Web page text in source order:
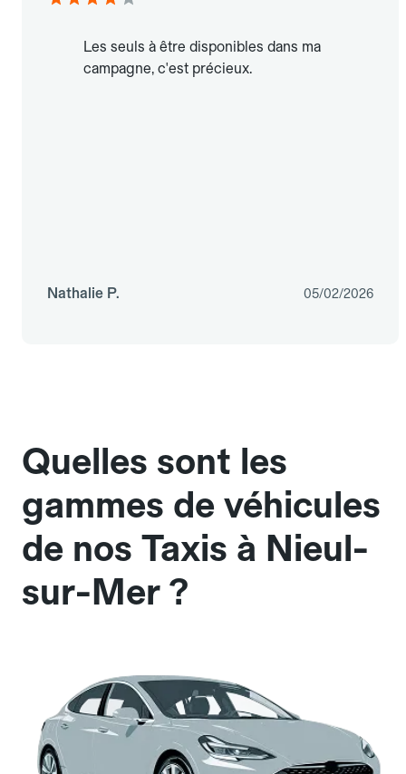
Les seuls à être disponibles dans ma
campagne, c'est précieux.
Nathalie P. 05/02/2026
Quelles sont les
gammes de véhicules
de nos Taxis à Nieul-
sur-Mer ?